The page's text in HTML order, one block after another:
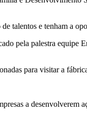
talentos e tenham a
pela palestra equipe
para visitar a
a desenvolverem